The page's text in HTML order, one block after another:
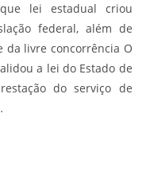
lei estadual criou
federal, além de
livre concorrência O
a lei do Estado de
do serviço de